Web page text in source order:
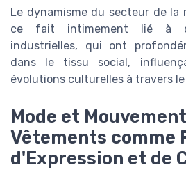
Le dynamisme du secteur de la
ce fait intimement lié à
industrielles, qui ont
dans le tissu social,
évolutions culturelles à travers le
Mode et
Vêtements comme
d'Expression et de